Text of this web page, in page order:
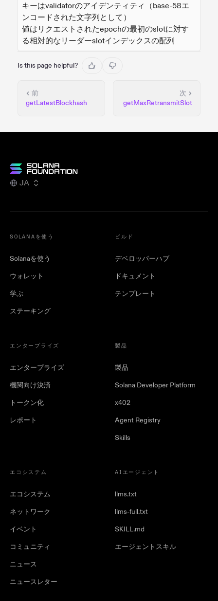
キーはvalidatorのアイデンティティ（base-58エ
ンコードされた文字列として）
値はリクエストされたepochの最初のslotに対す
る相対的なリーダーslotインデックスの配列
Is this page helpful?
前
getLatestBlockhash
次
getMaxRetransmitSlot
JA
SOLANAを使う
Solanaを使う
ウォレット
学ぶ
ステーキング
ビルド
デベロッパーハブ
ドキュメント
テンプレート
エンタープライズ
エンタープライズ
機関向け決済
トークン化
レポート
製品
製品
Solana Developer Platform
x402
Agent Registry
Skills
エコシステム
エコシステム
ネットワーク
イベント
コミュニティ
ニュース
ニュースレター
AIエージェント
llms.txt
llms-full.txt
SKILL.md
エージェントスキル